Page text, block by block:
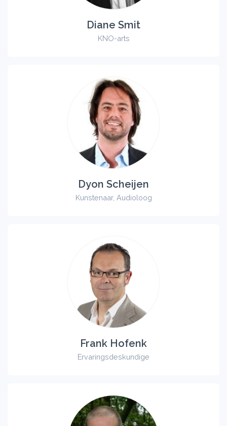
Diane Smit
KNO-arts
Dyon Scheijen
Kunstenaar, Audioloog
Frank Hofenk
Ervaringsdeskundige